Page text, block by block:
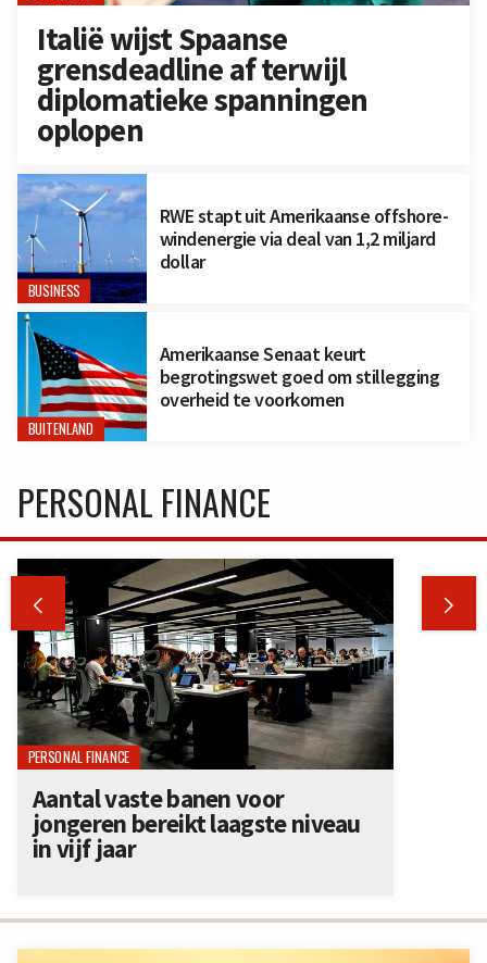
Italië wijst Spaanse
grensdeadline af terwijl
diplomatieke spanningen
oplopen
BUSINESS
RWE stapt uit Amerikaanse offshore-
windenergie via deal van 1,2 miljard
dollar
BUITENLAND
Amerikaanse Senaat keurt
begrotingswet goed om stillegging
overheid te voorkomen
PERSONAL FINANCE
 
PERSONAL FINANCE
Aantal vaste banen voor
jongeren bereikt laagste niveau
in vijf jaar